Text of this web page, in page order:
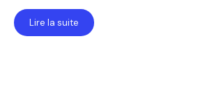
Lire la suite